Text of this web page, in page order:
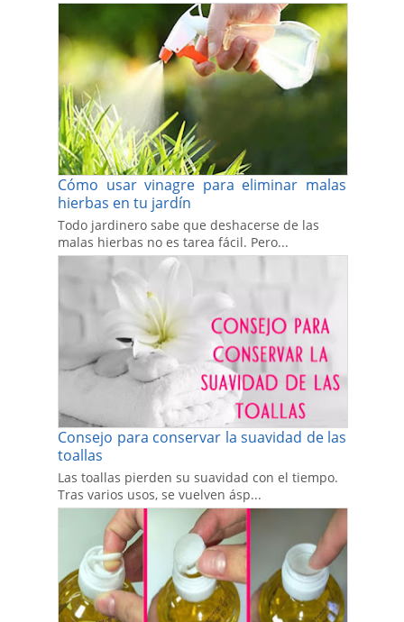
Cómo usar vinagre para eliminar malas
hierbas en tu jardín
Todo jardinero sabe que deshacerse de las
malas hierbas no es tarea fácil. Pero...
Consejo para conservar la suavidad de las
toallas
Las toallas pierden su suavidad con el tiempo.
Tras varios usos, se vuelven ásp...